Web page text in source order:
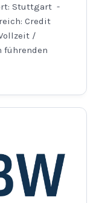
Stuttgart -
Credit
/
führenden